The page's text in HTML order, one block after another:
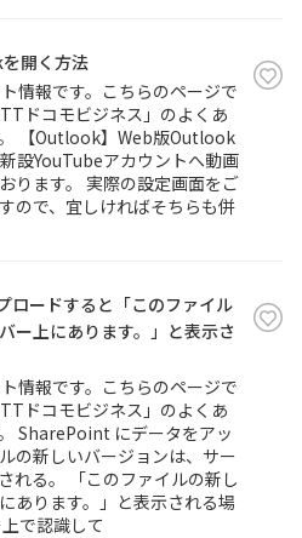
開く方法
情報です。こちらのページで
ドコモビジネス」のよくあ
【Outlook】Web版Outlook
設YouTubeアカウントへ動画
ります。 実際の設定画面をご
ので、宜しければそちらも併
ードすると「このファイル
ー上にあります。」と表示さ
情報です。こちらのページで
ドコモビジネス」のよくあ
SharePoint にデータをアッ
の新しいバージョンは、サー
れる。 「このファイルの新し
あります。」と表示される場
で認識して